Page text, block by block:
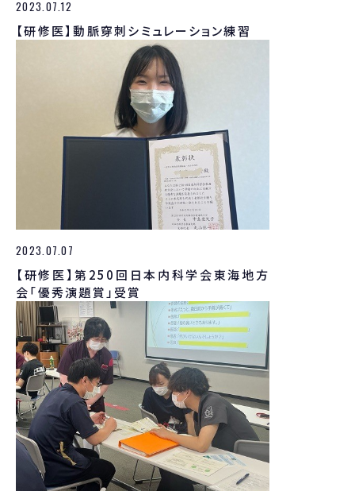
2023.07.12
【研修医】動脈穿刺シミュレーション練習
2023.07.07
【研修医】第250回日本内科学会東海地方
会「優秀演題賞」受賞